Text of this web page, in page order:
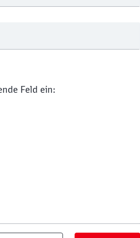
Feld ein: